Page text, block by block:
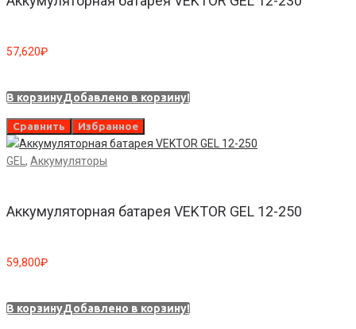
57,620₽
В корзинуДобавлено в корзину!
Сравнить Избранное
GEL, Аккумуляторы
Аккумуляторная батарея VEKTOR GEL 12-250
59,800₽
В корзинуДобавлено в корзину!